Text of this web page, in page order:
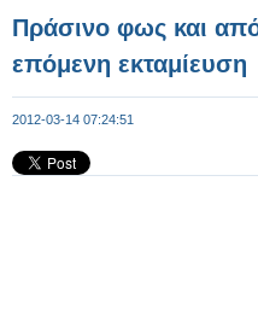
Πράσινο φως και
επόμενη εκταμίευση
2012-03-14 07:24:51